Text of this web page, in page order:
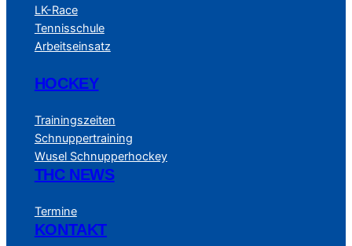
LK-Race
Tennisschule
Arbeitseinsatz
HOCKEY
Trainingszeiten
Schnuppertraining
Wusel Schnupperhockey
THC NEWS
Termine
KONTAKT